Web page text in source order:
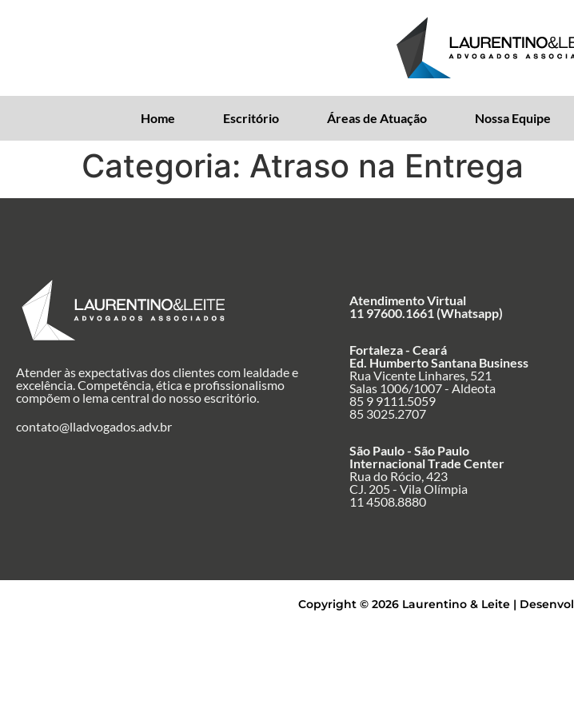
Home Escritório Áreas de Atuação Nossa Equipe
Categoria: Atraso na Entrega
Atender às expectativas dos clientes com lealdade e
excelência. Competência, ética e profissionalismo
compõem o lema central do nosso escritório.
contato@lladvogados.adv.br
Atendimento Virtual
11 97600.1661 (Whatsapp)
Fortaleza - Ceará
Ed. Humberto Santana Business
Rua Vicente Linhares, 521
Salas 1006/1007 - Aldeota
85 9 9111.5059
85 3025.2707
São Paulo - São Paulo
Internacional Trade Center
Rua do Rócio, 423
CJ. 205 - Vila Olímpia
11 4508.8880
Copyright © 2026 Laurentino & Leite |